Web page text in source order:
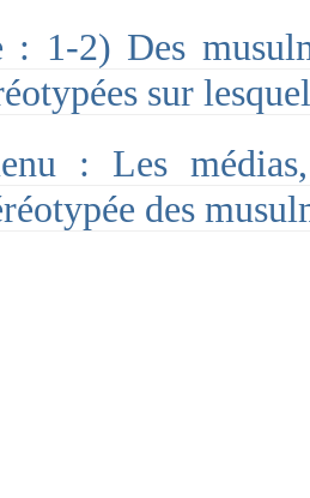
: 1-2) Des
sur
: Les
des